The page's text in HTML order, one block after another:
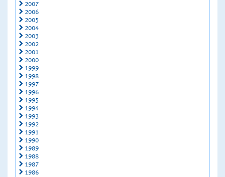
2007
2006
2005
2004
2003
2002
2001
2000
1999
1998
1997
1996
1995
1994
1993
1992
1991
1990
1989
1988
1987
1986